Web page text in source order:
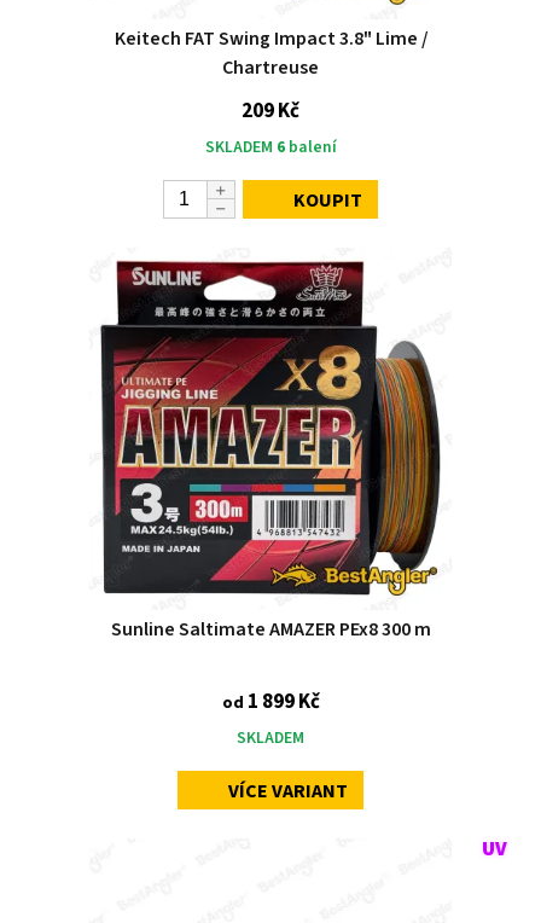
Keitech FAT Swing Impact 3.8" Lime /
Chartreuse
209 Kč
SKLADEM 6balení
KOUPIT
Sunline Saltimate AMAZER PEx8 300 m
od 1 899 Kč
SKLADEM
VÍCE VARIANT